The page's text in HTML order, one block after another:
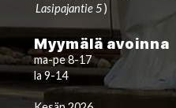
Lasipajantie 5)
Myymälä avoinna
ma-pe 8-17
la 9-14